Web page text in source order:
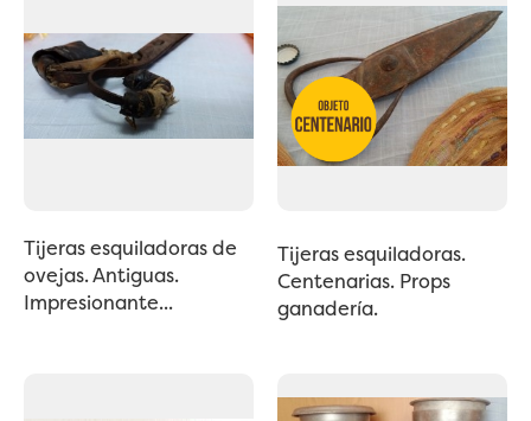
Tijeras esquiladoras de
ovejas. Antiguas.
Impresionante...
Tijeras esquiladoras.
Centenarias. Props
ganadería.